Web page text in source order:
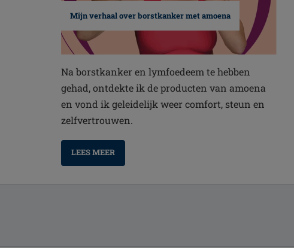
Mijn verhaal over borstkanker met amoena
Na borstkanker en lymfoedeem te hebben
gehad, ontdekte ik de producten van amoena
en vond ik geleidelijk weer comfort, steun en
zelfvertrouwen.
LEES MEER